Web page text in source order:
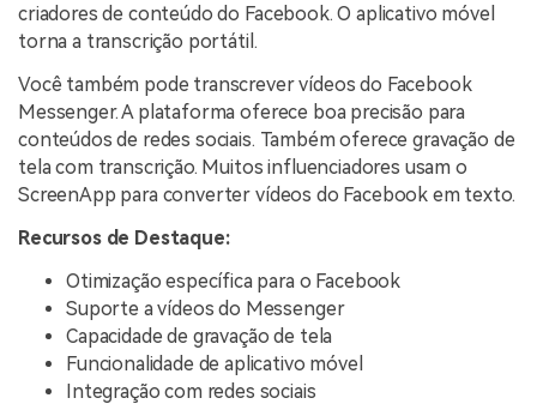
criadores de conteúdo do Facebook. O aplicativo móvel
torna a transcrição portátil.
Você também pode transcrever vídeos do Facebook
Messenger. A plataforma oferece boa precisão para
conteúdos de redes sociais. Também oferece gravação de
tela com transcrição. Muitos influenciadores usam o
ScreenApp para converter vídeos do Facebook em texto.
Recursos de Destaque:
Otimização específica para o Facebook
Suporte a vídeos do Messenger
Capacidade de gravação de tela
Funcionalidade de aplicativo móvel
Integração com redes sociais